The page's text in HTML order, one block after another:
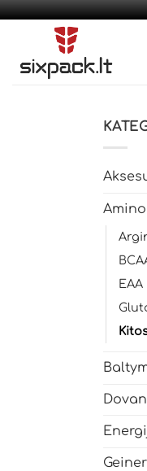
content
EAA